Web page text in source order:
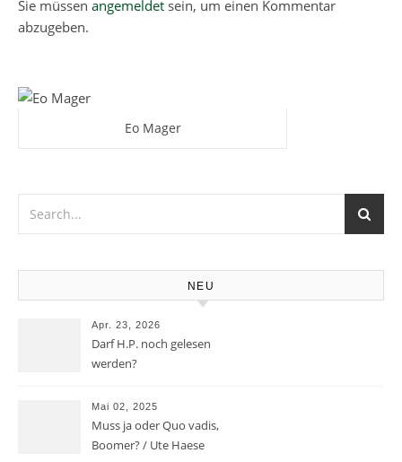
Sie müssen angemeldet sein, um einen Kommentar
abzugeben.
Eo Mager
NEU
Apr. 23, 2026
Darf H.P. noch gelesen
werden?
Mai 02, 2025
Muss ja oder Quo vadis,
Boomer? / Ute Haese